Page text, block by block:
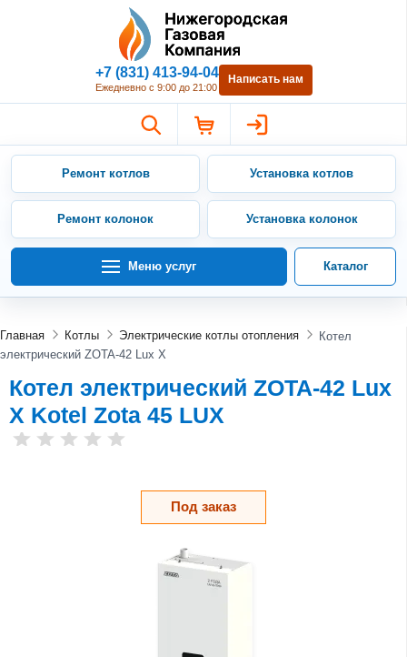
Нижегородская Газовая
+7 (831) 413-94-04
Ежедневно с 9:00 до 21:00
Написать нам
Ремонт котлов Установка котлов
Ремонт колонок Установка колонок
Меню услуг Каталог
Главная Котлы Электрические котлы отопления
Котел
электрический ZOTA-42 Lux X
Котел электрический ZOTA-42 Lux
X Kotel Zota 45 LUX
Под заказ